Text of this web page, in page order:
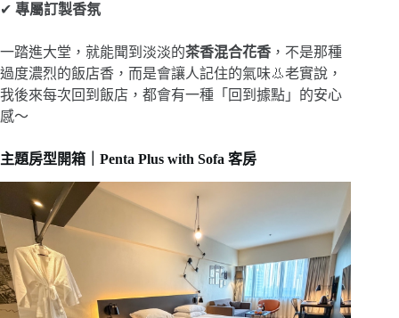
✔ 專屬訂製香氛
一踏進大堂，就能聞到淡淡的茶香混合花香 ，不是那種
過度濃烈的飯店香，而是會讓人記住的氣味👃老實說，
我後來每次回到飯店，都會有一種「回到據點」的安心
感～
主題房型開箱｜Penta Plus with Sofa 客房